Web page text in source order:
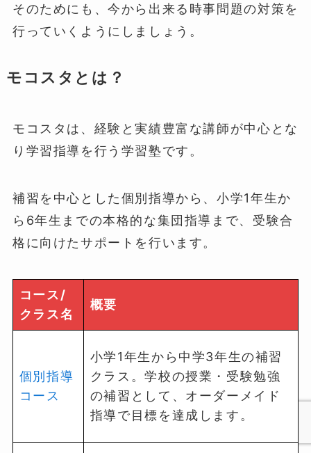
そのためにも、今から出来る時事問題の対策を
行っていくようにしましょう。
モコスタとは？
モコスタは、経験と実績豊富な講師が中心とな
り学習指導を行う学習塾です。
補習を中心とした個別指導から、小学1年生か
ら6年生までの本格的な集団指導まで、受験合
格に向けたサポートを行います。
コース/
クラス名
概要
個別指導
コース
小学1年生から中学3年生の補習
クラス。学校の授業・受験勉強
の補習として、オーダーメイド
指導で目標を達成します。